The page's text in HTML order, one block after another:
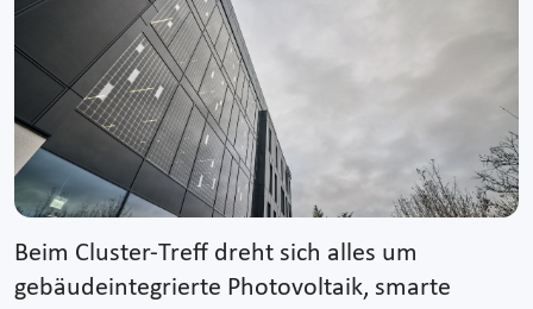
Beim Cluster-Treff dreht sich alles um
gebäudeintegrierte Photovoltaik, smarte